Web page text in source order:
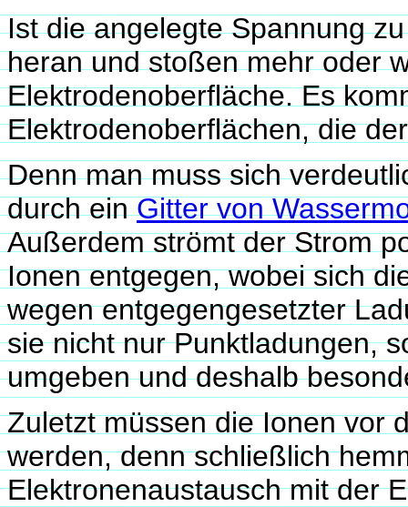
Ist die angelegte Spannung
heran und stoßen mehr oder
Elektrodenoberfläche. Es
Elektrodenoberflächen, die
Denn man muss sich
durch einGitter von
Außerdem strömt der Strom
Ionen entgegen, wobei sich
wegen entgegengesetzter
sie nicht nur Punktladungen,
umgeben und deshalb
Zuletzt müssen die Ionen vor
werden, denn schließlich
Elektronenaustausch mit der